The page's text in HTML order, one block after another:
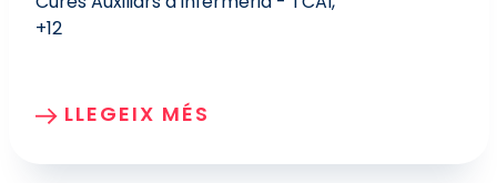
+12
LLEGEIX MÉS